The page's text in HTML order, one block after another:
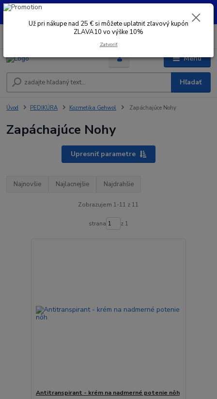
UŽ PRI NÁKUPE OD 30 € SI MOŽETE UPLATNIŤ ZĽAVOVÝ KUPÓN -
Menu
EUR
Hľadať
Úvod PEDIKÚRA Kozmetika Gehwol Zapáchajúce Nohy
Zapáchajúce Nohy
Upresniť parametre
Najnovšie Najlacnejšie Najdrahšie
Zobrazujem 1-11 z 11
strana z 1
Antitranspirant - krém na nadmerné potenie nôh
Už pri nákupe nad 25 € si môžete uplatniť zľavový kupón
ZLAVA10 vo výške 10%
Zatvoriť